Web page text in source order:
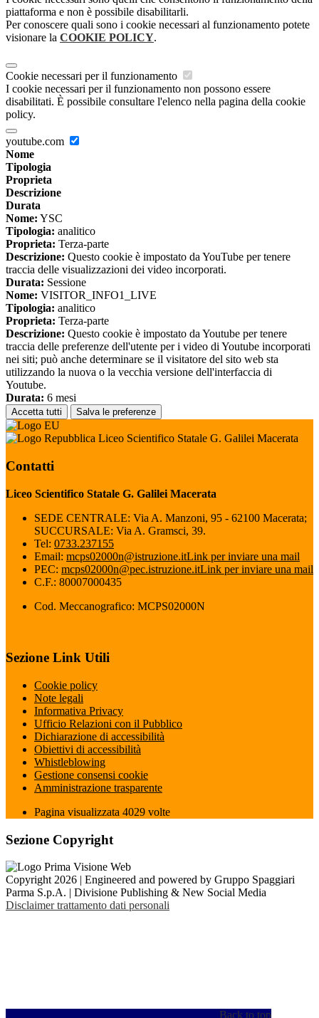
piattaforma e non è possibile disabilitarli.
Per conoscere quali sono i cookie necessari al funzionamento potete
visionare la COOKIE POLICY.
Cookie necessari per il funzionamento
I cookie necessari per il funzionamento non possono essere
disabilitati. È possibile consultare l'elenco nella pagina della cookie
policy.
youtube.com
Nome
Tipologia
Proprieta
Descrizione
Durata
Nome: YSC
Tipologia: analitico
Proprieta: Terza-parte
Descrizione: Questo cookie è impostato da YouTube per tenere
traccia delle visualizzazioni dei video incorporati.
Durata: Sessione
Nome: VISITOR_INFO1_LIVE
Tipologia: analitico
Proprieta: Terza-parte
Descrizione: Questo cookie è impostato da Youtube per tenere
traccia delle preferenze dell'utente per i video di Youtube incorporati
nei siti; può anche determinare se il visitatore del sito web sta
utilizzando la nuova o la vecchia versione dell'interfaccia di
Youtube.
Durata: 6 mesi
Accetta tutti Salva le preferenze
Liceo Scientifico Statale G. Galilei Macerata
Contatti
Liceo Scientifico Statale G. Galilei Macerata
SEDE CENTRALE: Via A. Manzoni, 95 - 62100 Macerata;
SUCCURSALE: Via A. Gramsci, 39.
Tel: 0733.237155
Email: mcps02000n@istruzione.itLink per inviare una mail
PEC: mcps02000n@pec.istruzione.itLink per inviare una mail
C.F.: 80007000435
Cod. Meccanografico: MCPS02000N
Sezione Link Utili
Cookie policy
Note legali
Informativa Privacy
Ufficio Relazioni con il Pubblico
Dichiarazione di accessibilità
Obiettivi di accessibilità
Whistleblowing
Gestione consensi cookie
Amministrazione trasparente
Pagina visualizzata 4029 volte
Sezione Copyright
Copyright 2026 | Engineered and powered by Gruppo Spaggiari
Parma S.p.A. | Divisione Publishing & New Social Media
Disclaimer trattamento dati personali
Back to top